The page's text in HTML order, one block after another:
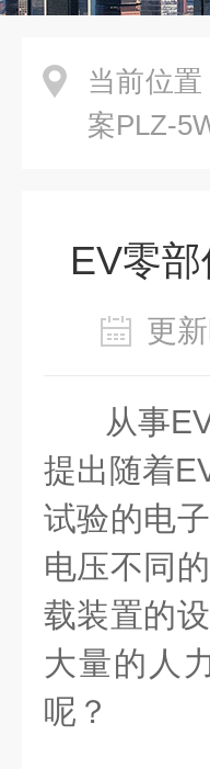
当前位置
案PLZ-
EV零
更
从事
提出随着
试验的电
电压不同
载装置的
大量的人
呢？